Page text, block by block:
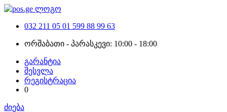
032 211 05 01 599 88 99 63
ორშაბათი - პარასკევი: 10:00 - 18:00
გარანტია
შესვლა
რეგისტრაცია
0
ძიება